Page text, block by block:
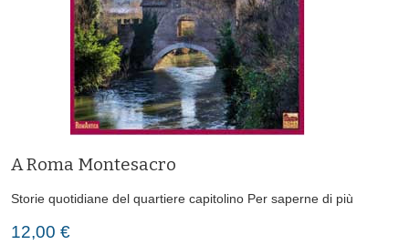
A Roma Montesacro
Storie quotidiane del quartiere capitolino Per saperne di più
12,00 €